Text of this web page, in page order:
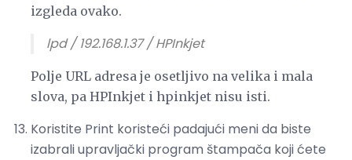
izgleda ovako.
lpd / 192.168.1.37 / HPInkjet
Polje URL adresa je osetljivo na velika i mala
slova, pa HPInkjet i hpinkjet nisu isti.
Koristite Print koristeći padajući meni da biste
izabrali upravljački program štampača koji ćete